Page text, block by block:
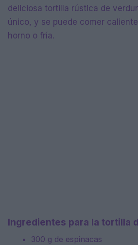
deliciosa tortilla rústica de
único, y se puede comer
horno o fría.
Ingredientes para la tortilla
300 g de espinacas